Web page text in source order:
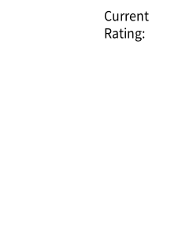
Current
Rating: